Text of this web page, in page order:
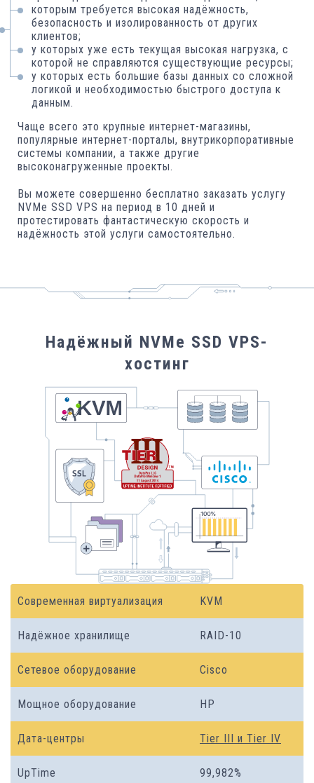
которым требуется высокая надёжность,
безопасность и изолированность от других
клиентов;
у которых уже есть текущая высокая нагрузка, с
которой не справляются существующие ресурсы;
у которых есть большие базы данных со сложной
логикой и необходимостью быстрого доступа к
данным.
Чаще всего это крупные интернет-магазины,
популярные интернет-порталы, внутрикорпоративные
системы компании, а также другие
высоконагруженные проекты.
Вы можете совершенно бесплатно заказать услугу
NVMe SSD VPS на период в 10 дней и
протестировать фантастическую скорость и
надёжность этой услуги самостоятельно.
Надёжный NVMe SSD VPS-
хостинг
Современная виртуализация KVM
Надёжное хранилище RAID-10
Сетевое оборудование Cisco
Мощное оборудование HP
Дата-центры Tier III и Tier IV
UpTime 99,982%